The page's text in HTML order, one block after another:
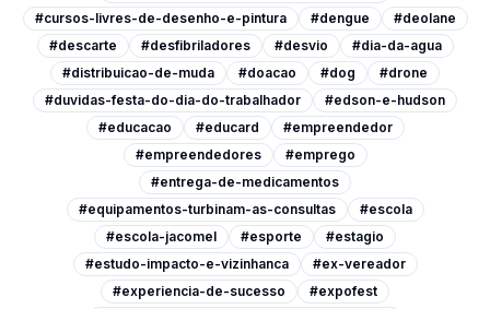
#cursos-livres-de-desenho-e-pintura
#dengue
#deolane
#descarte
#desfibriladores #desvio
#dia-da-agua
#distribuicao-de-muda
#doacao #dog
#drone
#duvidas-festa-do-dia-do-trabalhador
#edson-e-hudson
#educacao
#educard
#empreendedor
#empreendedores
#emprego
#entrega-de-medicamentos
#equipamentos-turbinam-as-consultas
#escola
#escola-jacomel
#esporte
#estagio
#estudo-impacto-e-vizinhanca
#ex-vereador
#experiencia-de-sucesso
#expofest